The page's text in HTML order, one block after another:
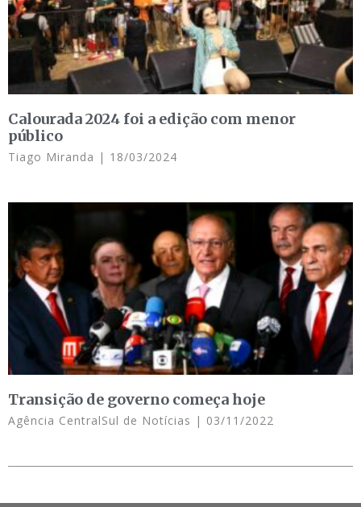
Calourada 2024 foi a edição com menor
público
Tiago Miranda 18/03/2024
Transição de governo começa hoje
Agência CentralSul de Notícias 03/11/2022